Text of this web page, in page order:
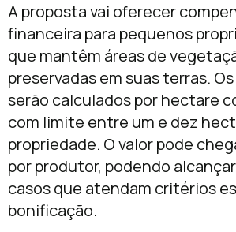
A proposta vai oferecer
financeira para pequenos
que mantêm áreas de
preservadas em suas terras.
serão calculados por hectare
com limite entre um e dez
propriedade. O valor pode
por produtor, podendo alcançar
casos que atendam critérios
bonificação.